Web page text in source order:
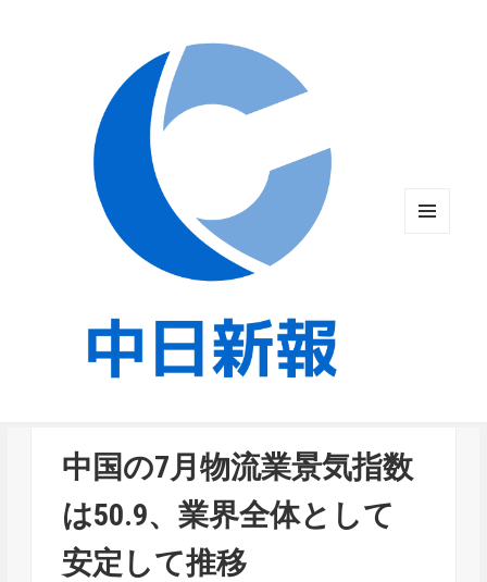
中国の7月物流業景気指数
は50.9、業界全体として
安定して推移